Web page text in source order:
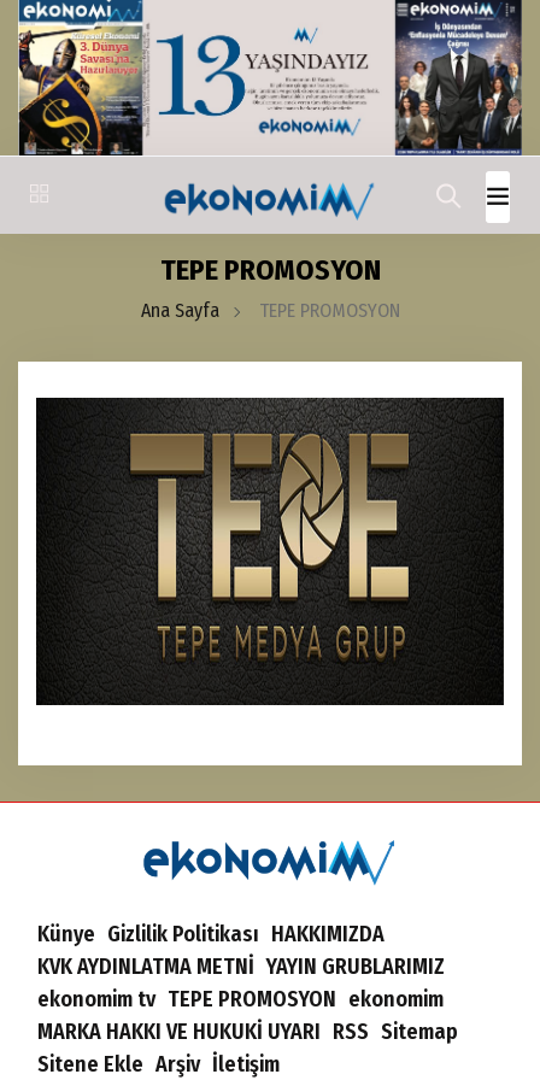
TEPE PROMOSYON
Ana Sayfa TEPE PROMOSYON
Künye Gizlilik Politikası HAKKIMIZDA
KVK AYDINLATMA METNİ YAYIN GRUBLARIMIZ
ekonomim tv TEPE PROMOSYON ekonomim
MARKA HAKKI VE HUKUKİ UYARI RSS Sitemap
Sitene Ekle Arşiv İletişim